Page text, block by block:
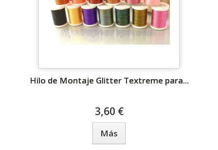
Hilo de Montaje Glitter Textreme para...
3,60 €
Más